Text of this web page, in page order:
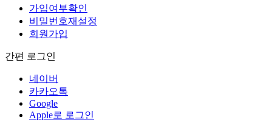
가입여부확인
비밀번호재설정
회원가입
간편 로그인
네이버
카카오톡
Google
Apple로 로그인